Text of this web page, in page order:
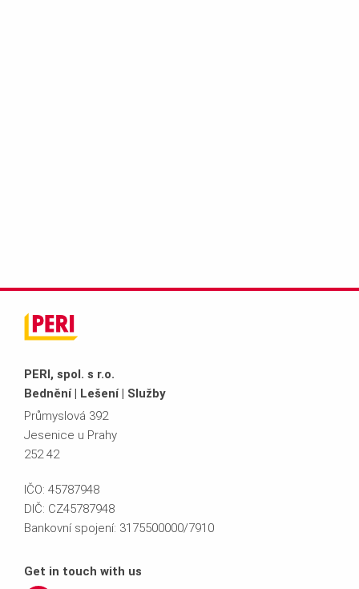
PERI, spol. s r.o.
Bednění | Lešení | Služby
Průmyslová 392
Jesenice u Prahy
252 42
IČO: 45787948
DIČ: CZ45787948
Bankovní spojení: 3175500000/7910
Get in touch with us